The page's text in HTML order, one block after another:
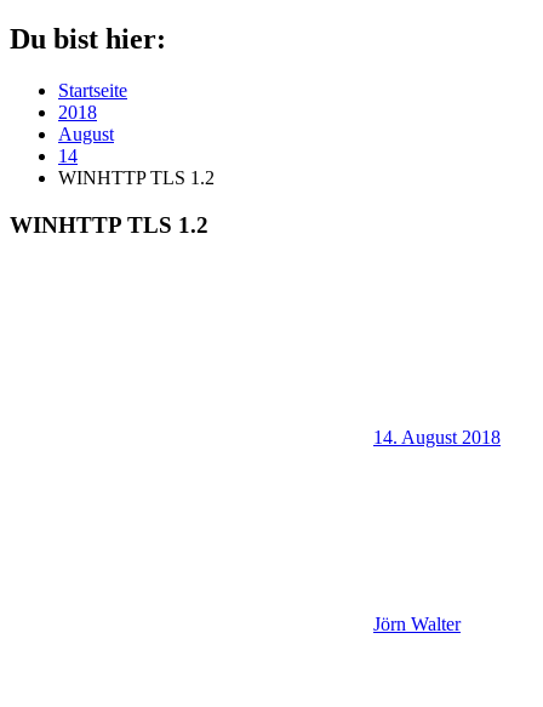
Du bist hier:
Startseite
2018
August
14
WINHTTP TLS 1.2
WINHTTP TLS 1.2
14. August 2018
Jörn Walter